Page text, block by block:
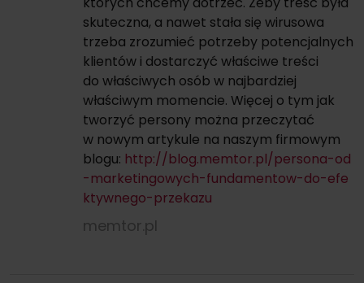
skuteczna, a nawet stała się wirusowa
trzeba zrozumieć potrzeby potencjalnych
klientów i dostarczyć właściwe treści
do właściwych osób w najbardziej
właściwym momencie. Więcej o tym jak
tworzyć persony można przeczytać
w nowym artykule na naszym firmowym
blogu: http://blog.memtor.pl/persona-od
-marketingowych-fundamentow-do-efe
ktywnego-przekazu
memtor.pl